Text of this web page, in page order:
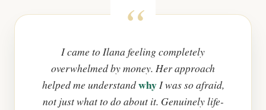
I came to Ilana feeling completely
overwhelmed by money. Her approach
helped me understandwhyI was so afraid,
not just what to do about it. Genuinely life-